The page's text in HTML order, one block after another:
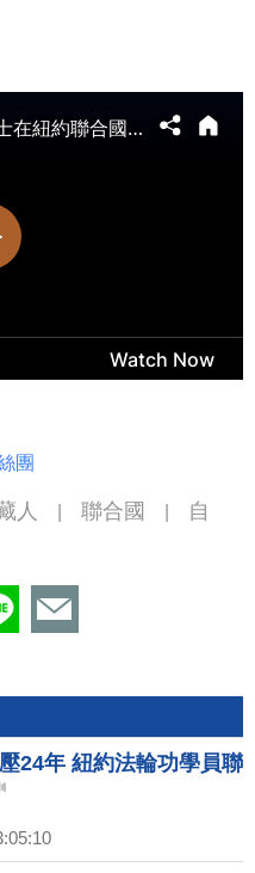
團
人 聯合國
自
24年 紐約法輪功學員聯